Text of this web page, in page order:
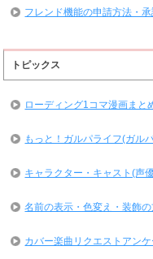
フレンド機能の申請方法・
トピックス
ローディング1コマ漫画まと
もっと！ガルパライフ(ガル
キャラクター・キャスト(声
名前の表示・色変え・装飾
カバー楽曲リクエストアン